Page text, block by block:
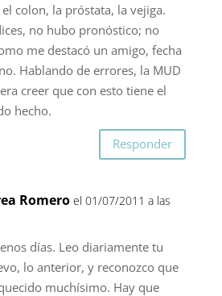
colon, la próstata, la vejiga.
no hubo pronóstico; no
me destacó un amigo, fecha
Hablando de errores, la MUD
creer que con esto tiene el
hecho.
Responder
Romero el 01/07/2011 a las
días. Leo diariamente tu
lo anterior, y reconozco que
muchísimo. Hay que